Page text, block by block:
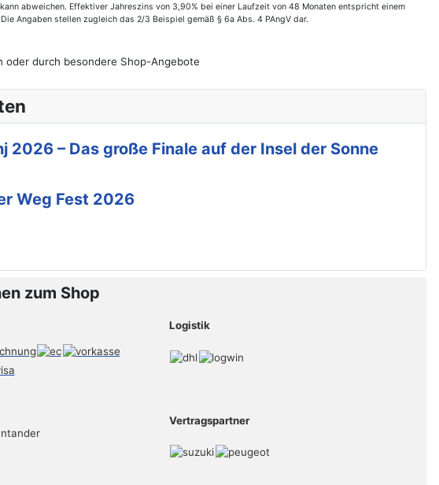
abweichen. Effektiver Jahreszins von 3,90% bei einer Laufzeit von 48 Monaten entspricht einem
Angaben stellen zugleich das 2/3 Beispiel gemäß § 6a Abs. 4 PAngV dar.
oder durch besondere Shop-Angebote
2026 – Das große Finale auf der Insel der Sonne
Weg Fest 2026
zum Shop
Logistik
Vertragspartner